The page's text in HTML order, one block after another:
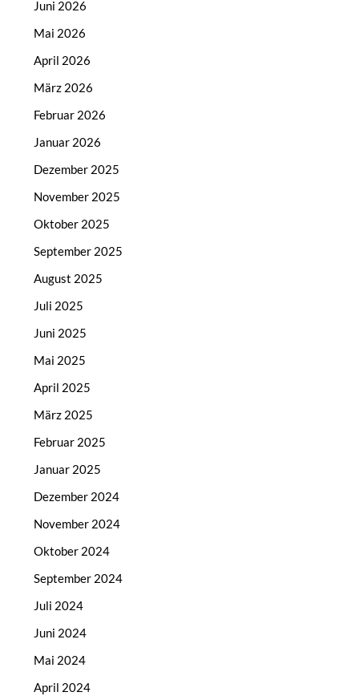
Juni 2026
Mai 2026
April 2026
März 2026
Februar 2026
Januar 2026
Dezember 2025
November 2025
Oktober 2025
September 2025
August 2025
Juli 2025
Juni 2025
Mai 2025
April 2025
März 2025
Februar 2025
Januar 2025
Dezember 2024
November 2024
Oktober 2024
September 2024
Juli 2024
Juni 2024
Mai 2024
April 2024